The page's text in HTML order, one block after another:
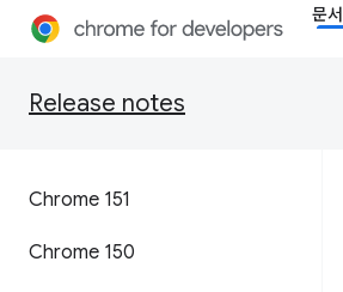
문서
Release notes
Chrome 151
Chrome 150